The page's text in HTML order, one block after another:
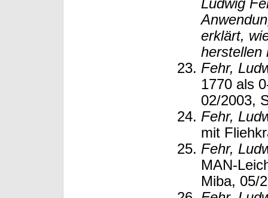
Ludwig
erklärt,
herstellen
Fehr,
1770 als
02/2003,
Fehr,
mit
Fehr,
MAN-
Miba, 05/